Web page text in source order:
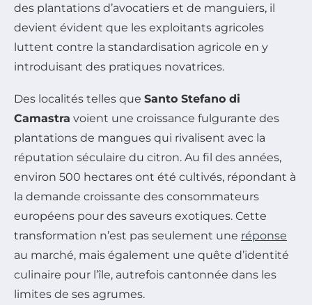
des plantations d’avocatiers et de manguiers, il
devient évident que les exploitants agricoles
luttent contre la standardisation agricole en y
introduisant des pratiques novatrices.
Des localités telles que Santo Stefano di
Camastra voient une croissance fulgurante des
plantations de mangues qui rivalisent avec la
réputation séculaire du citron. Au fil des années,
environ 500 hectares ont été cultivés, répondant à
la demande croissante des consommateurs
européens pour des saveurs exotiques. Cette
transformation n’est pas seulement une réponse
au marché, mais également une quête d’identité
culinaire pour l’île, autrefois cantonnée dans les
limites de ses agrumes.